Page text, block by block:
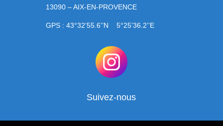
13090 – AIX-EN-PROVENCE
GPS : 43°32’55.6’’N 5°25’36.2’’E
Suivez-nous